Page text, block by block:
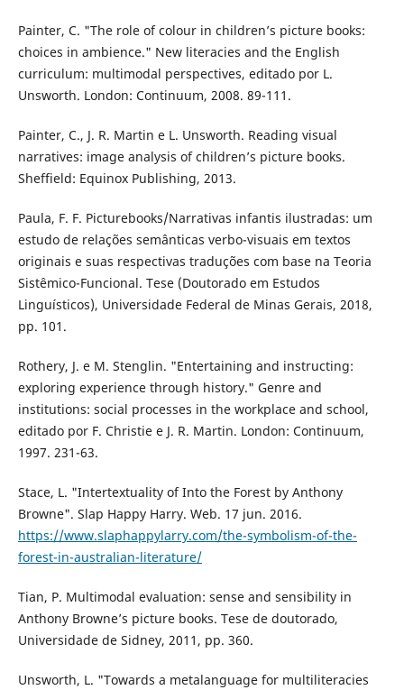
Painter, C. "The role of colour in children’s picture books:
choices in ambience." New literacies and the English
curriculum: multimodal perspectives, editado por L.
Unsworth. London: Continuum, 2008. 89-111.
Painter, C., J. R. Martin e L. Unsworth. Reading visual
narratives: image analysis of children’s picture books.
Sheffield: Equinox Publishing, 2013.
Paula, F. F. Picturebooks/Narrativas infantis ilustradas: um
estudo de relações semânticas verbo-visuais em textos
originais e suas respectivas traduções com base na Teoria
Sistêmico-Funcional. Tese (Doutorado em Estudos
Linguísticos), Universidade Federal de Minas Gerais, 2018,
pp. 101.
Rothery, J. e M. Stenglin. "Entertaining and instructing:
exploring experience through history." Genre and
institutions: social processes in the workplace and school,
editado por F. Christie e J. R. Martin. London: Continuum,
1997. 231-63.
Stace, L. "Intertextuality of Into the Forest by Anthony
Browne". Slap Happy Harry. Web. 17 jun. 2016.
https://www.slaphappylarry.com/the-symbolism-of-the-
forest-in-australian-literature/
Tian, P. Multimodal evaluation: sense and sensibility in
Anthony Browne’s picture books. Tese de doutorado,
Universidade de Sidney, 2011, pp. 360.
Unsworth, L. "Towards a metalanguage for multiliteracies